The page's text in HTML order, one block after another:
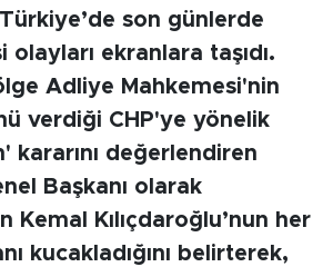
son günlerde
olayları ekranlara taşıdı.
Adliye Mahkemesi'nin
verdiği CHP'ye yönelik
kararını değerlendiren
Başkanı olarak
Kemal Kılıçdaroğlu’nun her
kucakladığını belirterek,